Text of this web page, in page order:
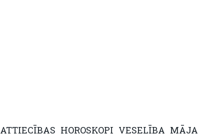
ATTIECĪBAS HOROSKOPI VESELĪBA MĀJA